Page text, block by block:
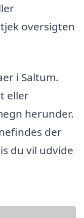
oversigten
i Saltum.
eller
herunder.
der
du vil udvide